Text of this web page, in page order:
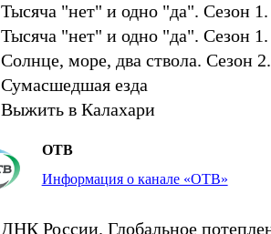
Тысяча "нет" и одно "да". Сезон
Тысяча "нет" и одно "да". Сезон 1.
Солнце, море, два ствола. Сезон
Сумасшедшая езда
Выжить в Калахари
ОТВ
Информация о канале «ОТВ»
ДНК России. Глобальное